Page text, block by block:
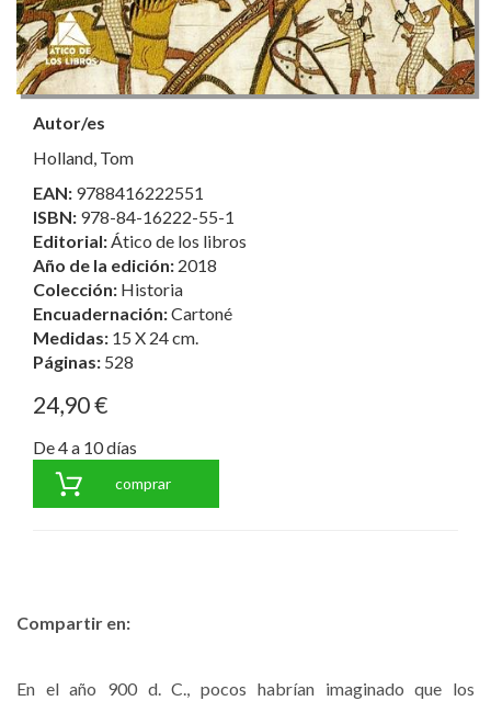
Autor/es
Holland, Tom
EAN: 9788416222551
ISBN: 978-84-16222-55-1
Editorial:Ático de los libros
Año de la edición: 2018
Colección: Historia
Encuadernación:Cartoné
Medidas: 15 X 24 cm.
Páginas: 528
24,90 €
De 4 a 10 días
comprar
Compartir en:
En el año 900 d. C., pocos habrían imaginado que los